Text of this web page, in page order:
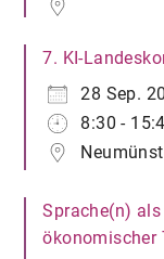
7. KI-
28 Sep.
8:30 -
Sprache(n)
ökonomischer